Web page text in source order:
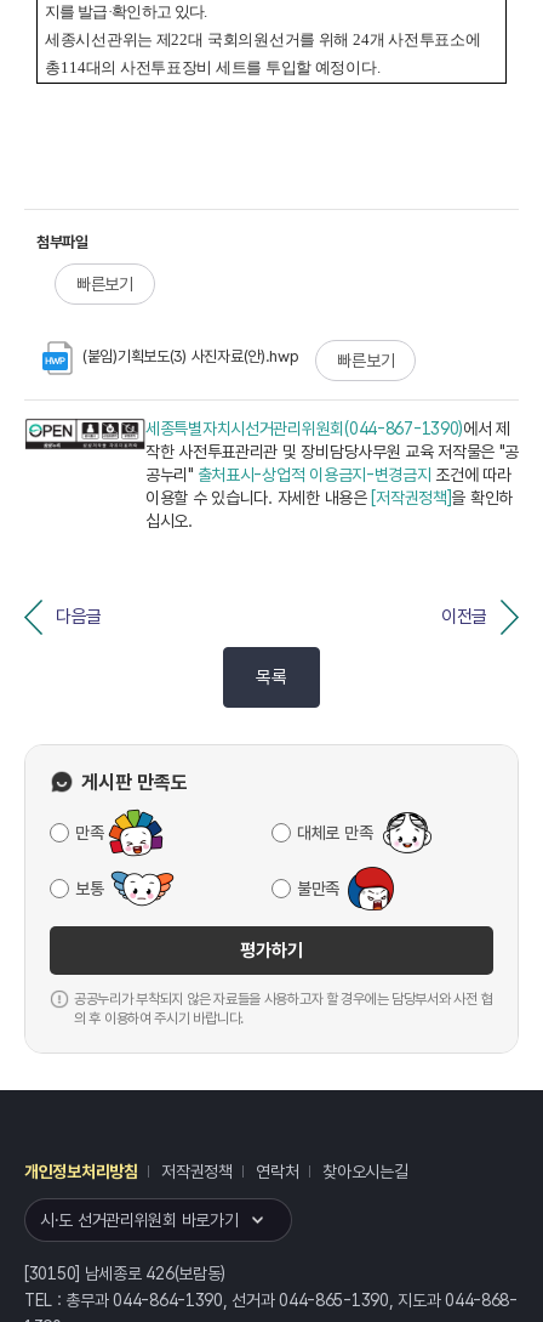
지를 발급·확인하고 있다.
세종시선관위는 제22대 국회의원선거를 위해 24개 사전투표소에
총114대의 사전투표장비 세트를 투입할 예정이다.
첨부파일
빠른보기
(붙임)기획보도(3) 사진자료(안).hwp 빠른보기
세종특별자치시선거관리위원회(044-867-1390)에서 제
작한 사전투표관리관 및 장비담당사무원 교육 저작물은 "공
공누리" 출처표시-상업적 이용금지-변경금지 조건에 따라
이용할 수 있습니다. 자세한 내용은 [저작권정책]을 확인하
십시오.
다음글 이전글
목록
게시판 만족도
만족 대체로 만족
보통 불만족
평가하기
공공누리가 부착되지 않은 자료들을 사용하고자 할 경우에는 담당부서와 사전 협
의 후 이용하여 주시기 바랍니다.
개인정보처리방침 저작권정책 연락처 찾아오시는길
시·도 선거관리위원회 바로가기
[30150] 남세종로 426(보람동)
TEL : 총무과 044-864-1390, 선거과 044-865-1390, 지도과 044-868-